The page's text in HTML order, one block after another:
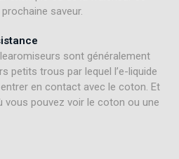
saveur.
sont généralement
petits trous par lequel l’e-liquide
en contact avec le coton. Et
vous pouvez voir le coton ou une